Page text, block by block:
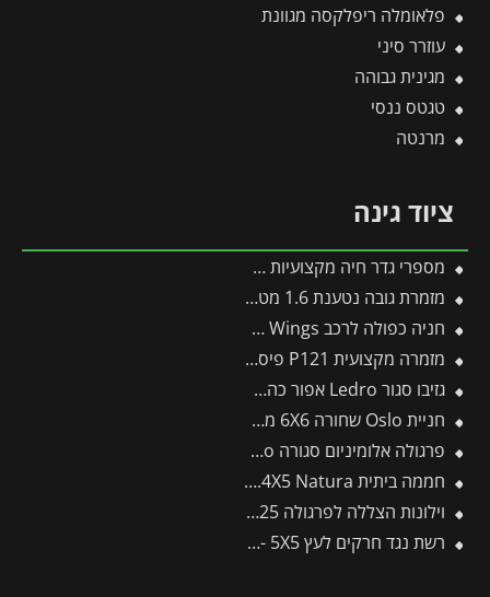
פלאומלה ריפלקסה מגוונת
עוזרר סיני
מגינית גבוהה
טגטס ננסי
מרנטה
ציוד גינה
מספרי גדר חיה מקצועיות B-228 -תבור
מזמרת גובה נטענת 1.6 מטר 400-R -תבור
חניה כפולה לרכב 5.7X6 Sydney Wings מבית פלרם – Canopia
מזמרה מקצועית P121 פיסקארס
גזיבו סגור Ledro אפור כהה 3X3 מבית פלרם – Canopia
חניית Oslo שחורה 6X6 מבית פלרם – Canopia
פרגולה אלומיניום סגורה SanRemo לבנה 3.9X4.4 קירוי לבן מבית Canopia
חממה ביתית 2.4X5 Natura מעץ ארז מבית פלרם – Canopia
וילונות הצללה לפרגולה 3X4.25 מבית פלרם – Canopia
רשת נגד חרקים לעץ 5X5 -תבור